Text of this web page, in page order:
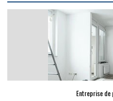
Entreprise